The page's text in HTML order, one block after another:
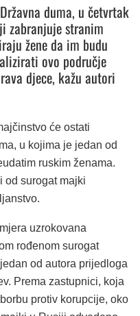
duma, u četvrtak
zabranjuje stranim
žene da im budu
ovo područje
djece, kažu autori
će ostati
u kojima je jedan od
ruskim ženama.
od surogat majki
uzrokovana
rođenom surogat
od autora prijedloga
Prema zastupnici, koja
protiv korupcije, oko